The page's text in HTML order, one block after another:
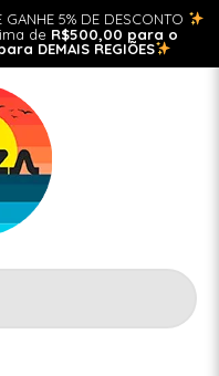
GANHE 5% DE DESCONTO
de R$500,00 para o
DEMAIS REGIÕES